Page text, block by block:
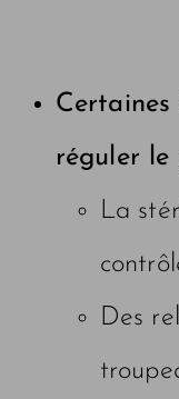
Certaines
réguler le
La
Des